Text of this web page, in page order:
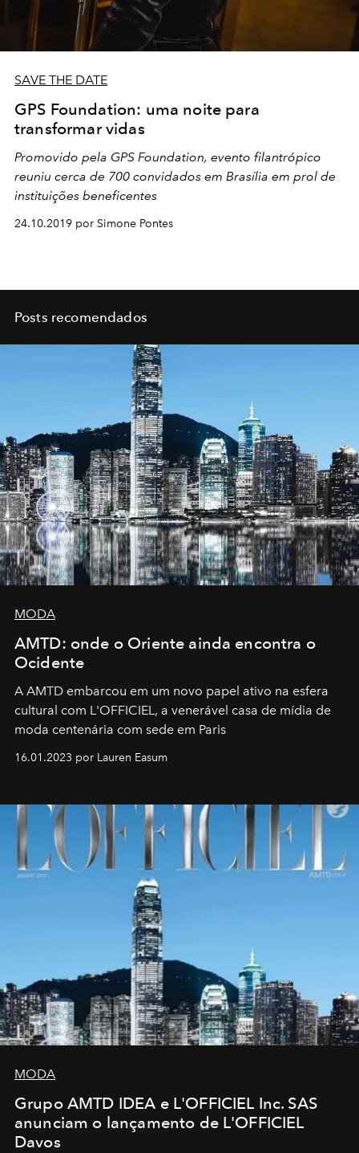
SAVE THE DATE
GPS Foundation: uma noite para
transformar vidas
Promovido pela GPS Foundation, evento filantrópico
reuniu cerca de 700 convidados em Brasília em prol de
instituições beneficentes
24.10.2019 por Simone Pontes
Posts recomendados
MODA
AMTD: onde o Oriente ainda encontra o
Ocidente
A AMTD embarcou em um novo papel ativo na esfera
cultural com L'OFFICIEL, a venerável casa de mídia de
moda centenária com sede em Paris
16.01.2023 por Lauren Easum
MODA
Grupo AMTD IDEA e L'OFFICIEL Inc. SAS
anunciam o lançamento de L'OFFICIEL
Davos